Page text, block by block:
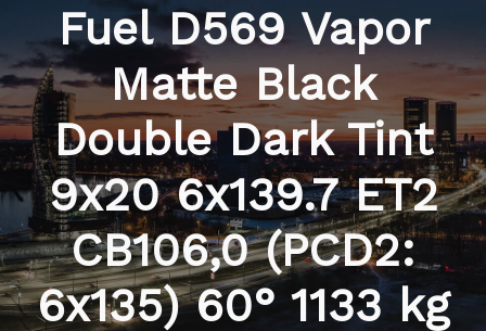
Fuel D569 Vapor
Matte Black
Double Dark Tint
9x20 6x139.7 ET2
CB106,0 (PCD2:
6x135) 60° 1133 kg